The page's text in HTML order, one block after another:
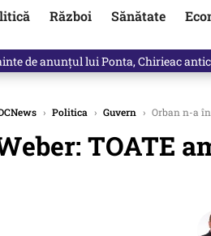
Război Sănătate
Ilie Bolojan? Victor Ponta ne dă
› Politica › Guvern › Orban n-a
TOATE